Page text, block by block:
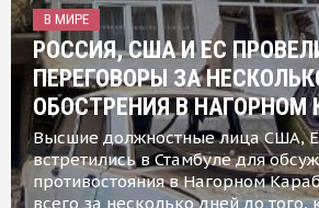
В МИРЕ
РОССИЯ, США И ЕС
ПЕРЕГОВОРЫ ЗА
ОБОСТРЕНИЯ В НАГОРНОМ
Высшие должностные лица США,
встретились в Стамбуле для
противостояния в Нагорном
всего за несколько дней до того,